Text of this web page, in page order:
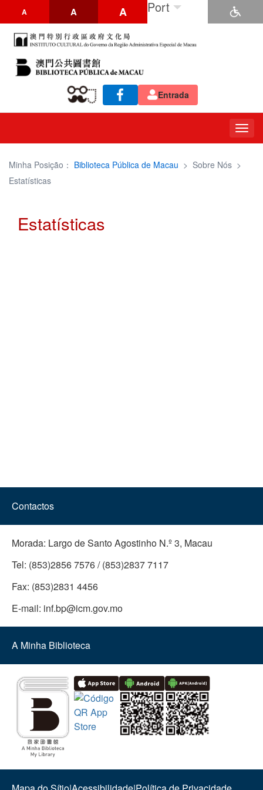
A A A Port
Entrada
Minha Posição： Biblioteca Pública de Macau > Sobre Nós >
Estatísticas
Estatísticas
Contactos
Morada: Largo de Santo Agostinho N.º 3, Macau
Tel: (853)2856 7576 / (853)2837 7117
Fax: (853)2831 4456
E-mail: inf.bp@icm.gov.mo
A Minha Biblioteca